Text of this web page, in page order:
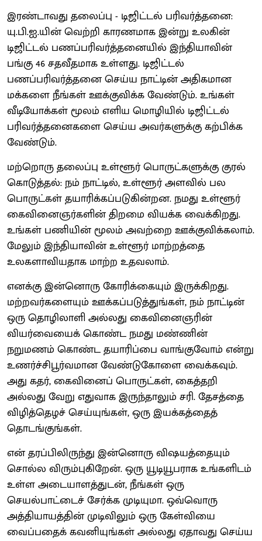
இரண்டாவது தலைப்பு - டிஜிட்டல் பரிவர்த்தனை:
யு.பி.ஐ.யின் வெற்றி காரணமாக இன்று உலகின்
டிஜிட்டல் பணப்பரிவர்த்தனையில் இந்தியாவின்
பங்கு 46 சதவீதமாக உள்ளது. டிஜிட்டல்
பணப்பரிவர்த்தனை செய்ய நாட்டின் அதிகமான
மக்களை நீங்கள் ஊக்குவிக்க வேண்டும். உங்கள்
வீடியோக்கள் மூலம் எளிய மொழியில் டிஜிட்டல்
பரிவர்த்தனைகளை செய்ய அவர்களுக்கு கற்பிக்க
வேண்டும்.
மற்றொரு தலைப்பு உள்ளூர் பொருட்களுக்கு குரல்
கொடுத்தல்: நம் நாட்டில், உள்ளூர் அளவில் பல
பொருட்கள் தயாரிக்கப்படுகின்றன. நமது உள்ளூர்
கைவினைஞர்களின் திறமை வியக்க வைக்கிறது.
உங்கள் பணியின் மூலம் அவற்றை ஊக்குவிக்கலாம்.
மேலும் இந்தியாவின் உள்ளூர் மாற்றத்தை
உலகளாவியதாக மாற்ற உதவலாம்.
எனக்கு இன்னொரு கோரிக்கையும் இருக்கிறது.
மற்றவர்களையும் ஊக்கப்படுத்துங்கள், நம் நாட்டின்
ஒரு தொழிலாளி அல்லது கைவினைஞரின்
வியர்வையைக் கொண்ட நமது மண்ணின்
நறுமணம் கொண்ட தயாரிப்பை வாங்குவோம் என்று
உணர்ச்சிபூர்வமான வேண்டுகோளை வைக்கவும்.
அது கதர், கைவினைப் பொருட்கள், கைத்தறி
அல்லது வேறு எதுவாக இருந்தாலும் சரி. தேசத்தை
விழித்தெழச் செய்யுங்கள், ஒரு இயக்கத்தைத்
தொடங்குங்கள்.
என் தரப்பிலிருந்து இன்னொரு விஷயத்தையும்
சொல்ல விரும்புகிறேன். ஒரு யூடியூபராக உங்களிடம்
உள்ள அடையாளத்துடன், நீங்கள் ஒரு
செயல்பாட்டைச் சேர்க்க முடியுமா. ஒவ்வொரு
அத்தியாயத்தின் முடிவிலும் ஒரு கேள்வியை
வைப்பதைக் கவனியுங்கள் அல்லது ஏதாவது செய்ய